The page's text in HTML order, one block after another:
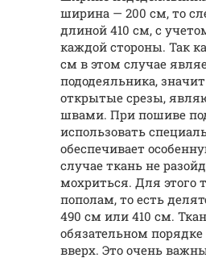
ширина — 200 см, то
длиной 410 см, с
каждой стороны. Так
см в этом случае
пододеяльника,
открытые срезы,
швами. При пошиве
использовать
обеспечивает
случае ткань не
мохриться. Для этого
пополам, то есть
490 см или 410 см.
обязательном
вверх. Это очень